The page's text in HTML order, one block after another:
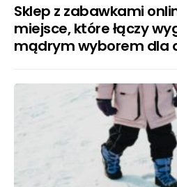
Sklep z zabawkami
miejsce, które łączy
mądrym wyborem dla